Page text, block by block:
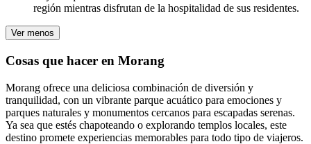
región mientras disfrutan de la hospitalidad de sus residentes.
Ver menos
Cosas que hacer en Morang
Morang ofrece una deliciosa combinación de diversión y
tranquilidad, con un vibrante parque acuático para emociones y
parques naturales y monumentos cercanos para escapadas serenas.
Ya sea que estés chapoteando o explorando templos locales, este
destino promete experiencias memorables para todo tipo de viajeros.